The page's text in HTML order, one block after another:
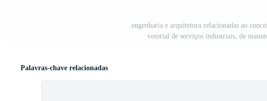
engenharia e arquitetura relacionadas ao
vetorial de serviços industriais, de
Palavras-chave relacionadas